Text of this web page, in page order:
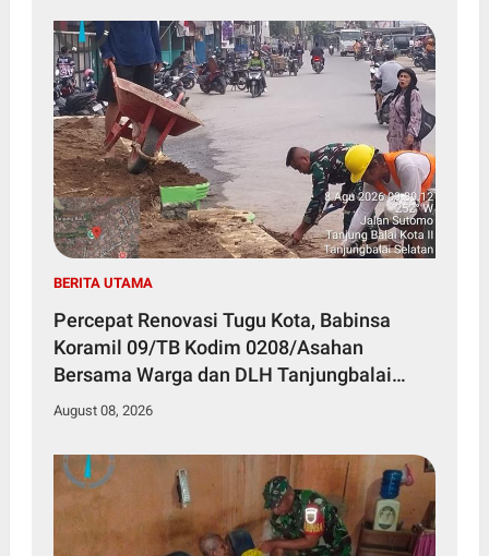
BERITA UTAMA
Percepat Renovasi Tugu Kota, Babinsa
Koramil 09/TB Kodim 0208/Asahan
Bersama Warga dan DLH Tanjungbalai
Gelar Gotong Royong
August 08, 2026